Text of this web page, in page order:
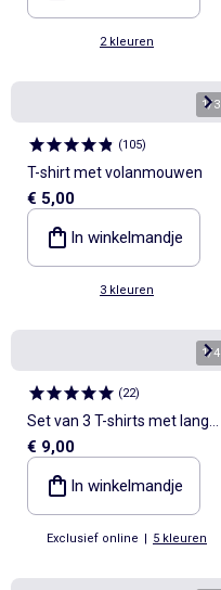
2 kleuren
1/3
(105)
T-shirt met volanmouwen
€ 5,00
In winkelmandje
3 kleuren
1/4
(22)
Set van 3 T-shirts met lange
mouwen
€ 9,00
In winkelmandje
Exclusief online | 5 kleuren